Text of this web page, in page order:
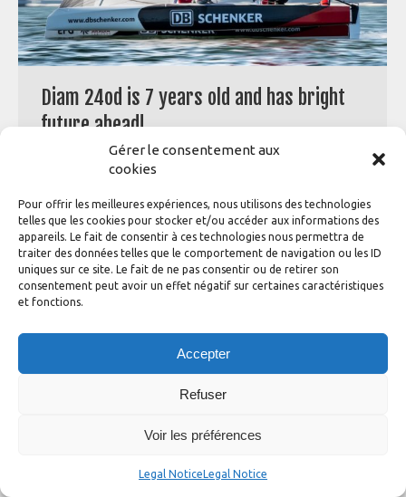
Gérer le consentement aux
cookies
Pour offrir les meilleures expériences, nous utilisons des technologies
telles que les cookies pour stocker et/ou accéder aux informations des
appareils. Le fait de consentir à ces technologies nous permettra de
traiter des données telles que le comportement de navigation ou les ID
uniques sur ce site. Le fait de ne pas consentir ou de retirer son
consentement peut avoir un effet négatif sur certaines caractéristiques
et fonctions.
Accepter
Refuser
Voir les préférences
Legal NoticeLegal Notice
Diam 24od is 7 years old and has bright
future ahead!
Byadhinotec 14 November 2021
debut in racing. 7 years of amateurs and professionals
falling in love with this small one-design multihull, 7
years refining and establishing the ‘turnkey sailboat’
concept. The Diam24od’s safety, fun and affordability set
it apart; users do not need to adapt to it as…
Diam 24 one design ©2020